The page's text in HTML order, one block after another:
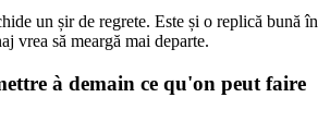
un șir de regrete. Este și o replică bună în
vrea să meargă mai departe.
à demain ce qu'on peut faire